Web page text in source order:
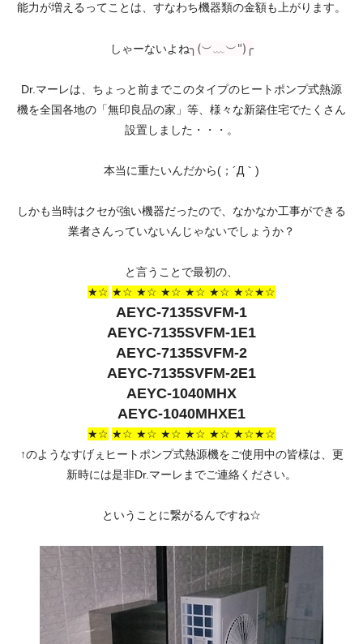
能力が増えるってことは、すなわち機器類の金額も上がります。
しゃーないよね╮(︶﹏︶")╭
Dr.マーレは、ちょっと前までこのタイプのヒートポンプ式熱源
機を全国各地の「無印良品の家」等、様々な新築住宅でたくさん
設置しました・・・。
本当に重たいんだから(；´Д｀)
しかも当時はクセが強い機器だったので、なかなか工事ができる
業者さんっていないんじゃないでしょうか？
と言うことで最初の、
★☆ ★☆ ★☆ ★☆ ★☆ ★☆ ★☆★☆
AEYC-7135SVFM-1
AEYC-7135SVFM-1E1
AEYC-7135SVFM-2
AEYC-7135SVFM-2E1
AEYC-1040MHX
AEYC-1040MHXE1
★☆ ★☆ ★☆ ★☆ ★☆ ★☆ ★☆★☆
↑のようなすげぇヒートポンプ式熱源機をご使用中の皆様は、更
新時には是非Dr.マーレまでご連絡ください。
ということに繋がるんですね☆